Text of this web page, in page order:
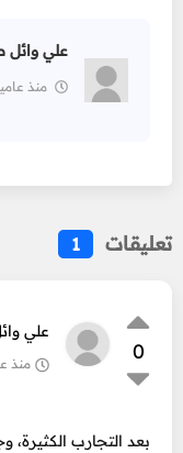
علي وائل
منذ
تعليقات 1
0
علي
منذ
بعد التجارب